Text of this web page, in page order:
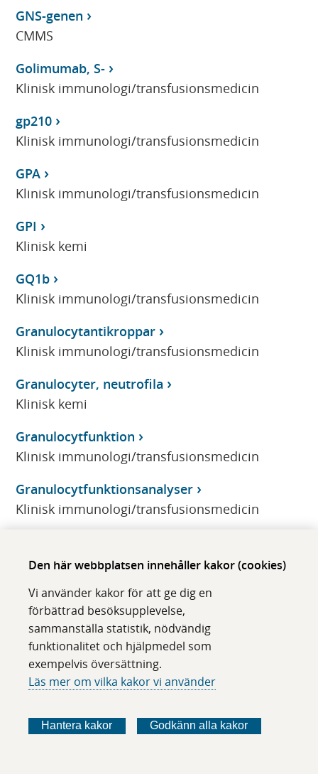
Den här webbplatsen innehåller kakor (cookies)
Vi använder kakor för att ge dig en
förbättrad besöksupplevelse,
sammanställa statistik, nödvändig
funktionalitet och hjälpmedel som
exempelvis översättning.
Läs mer om vilka kakor vi använder
Hantera kakor Godkänn alla kakor
GNS-genen
CMMS
Golimumab, S-
Klinisk immunologi/transfusionsmedicin
gp210
Klinisk immunologi/transfusionsmedicin
GPA
Klinisk immunologi/transfusionsmedicin
GPI
Klinisk kemi
GQ1b
Klinisk immunologi/transfusionsmedicin
Granulocytantikroppar
Klinisk immunologi/transfusionsmedicin
Granulocyter, neutrofila
Klinisk kemi
Granulocytfunktion
Klinisk immunologi/transfusionsmedicin
Granulocytfunktionsanalyser
Klinisk immunologi/transfusionsmedicin
Klinisk immunologi/transfusionsmedicin
GRHPR, genetisk utredning
CMMS
Grovnålsbiopsi
Klinisk patologi/cytologi
CMMS